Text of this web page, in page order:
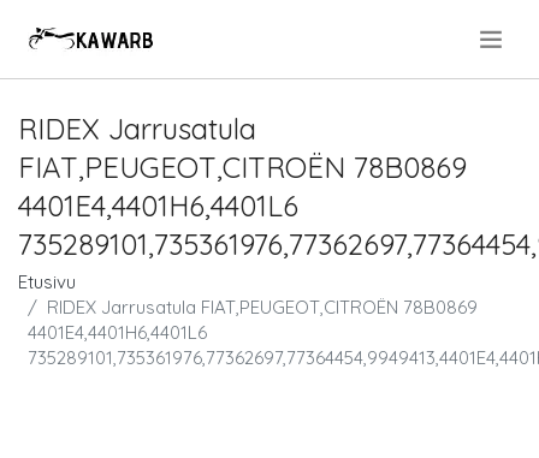
RIDEX Jarrusatula
FIAT,PEUGEOT,CITROËN 78B0869
4401E4,4401H6,4401L6
Etusivu
RIDEX Jarrusatula FIAT,PEUGEOT,CITROËN 78B0869
4401E4,4401H6,4401L6